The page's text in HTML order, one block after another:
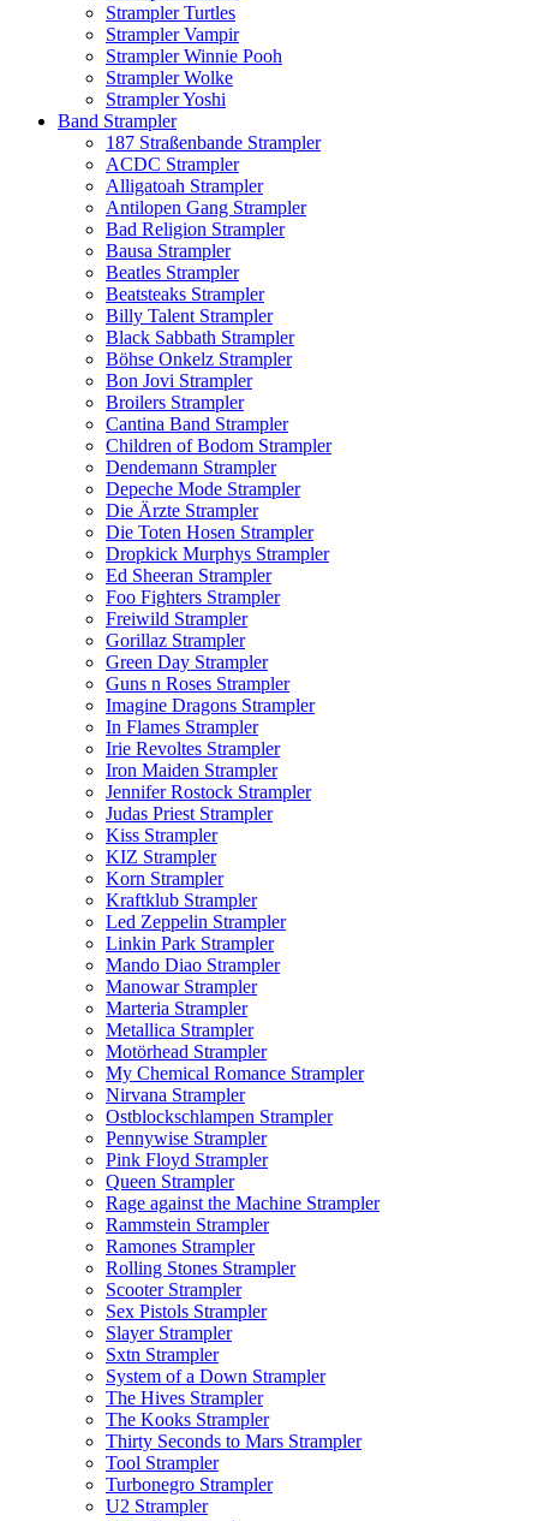
Strampler Turtles
Strampler Vampir
Strampler Winnie Pooh
Strampler Wolke
Strampler Yoshi
Band Strampler
187 Straßenbande Strampler
ACDC Strampler
Alligatoah Strampler
Antilopen Gang Strampler
Bad Religion Strampler
Bausa Strampler
Beatles Strampler
Beatsteaks Strampler
Billy Talent Strampler
Black Sabbath Strampler
Böhse Onkelz Strampler
Bon Jovi Strampler
Broilers Strampler
Cantina Band Strampler
Children of Bodom Strampler
Dendemann Strampler
Depeche Mode Strampler
Die Ärzte Strampler
Die Toten Hosen Strampler
Dropkick Murphys Strampler
Ed Sheeran Strampler
Foo Fighters Strampler
Freiwild Strampler
Gorillaz Strampler
Green Day Strampler
Guns n Roses Strampler
Imagine Dragons Strampler
In Flames Strampler
Irie Revoltes Strampler
Iron Maiden Strampler
Jennifer Rostock Strampler
Judas Priest Strampler
Kiss Strampler
KIZ Strampler
Korn Strampler
Kraftklub Strampler
Led Zeppelin Strampler
Linkin Park Strampler
Mando Diao Strampler
Manowar Strampler
Marteria Strampler
Metallica Strampler
Motörhead Strampler
My Chemical Romance Strampler
Nirvana Strampler
Ostblockschlampen Strampler
Pennywise Strampler
Pink Floyd Strampler
Queen Strampler
Rage against the Machine Strampler
Rammstein Strampler
Ramones Strampler
Rolling Stones Strampler
Scooter Strampler
Sex Pistols Strampler
Slayer Strampler
Sxtn Strampler
System of a Down Strampler
The Hives Strampler
The Kooks Strampler
Thirty Seconds to Mars Strampler
Tool Strampler
Turbonegro Strampler
U2 Strampler